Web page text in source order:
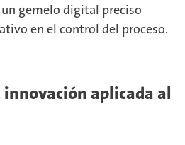
gemelo digital preciso
en el control del proceso.
innovación aplicada al